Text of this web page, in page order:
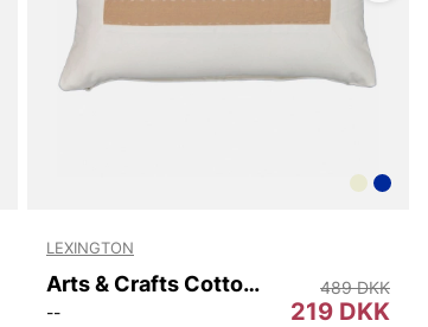
LEXINGTON
Arts & Crafts Cotton Twill Pillow Cover
-- 219 DKK
489 DKK